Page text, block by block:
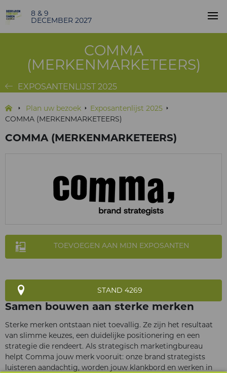
8 & 9
DECEMBER 2027
COMMA
(MERKENMARKETEERS)
EXPOSANTENLIJST 2025
Plan uw bezoek
Exposantenlijst 2025
COMMA (MERKENMARKETEERS)
COMMA (MERKENMARKETEERS)
TOEVOEGEN AAN MIJN EXPOSANTEN
STAND 4269
Samen bouwen aan sterke merken
Sterke merken ontstaan niet toevallig. Ze zijn het resultaat
van slimme keuzes, een duidelijke positionering en een
strategie die rendeert. Als strategisch marketingbureau
helpt Comma jouw merk vooruit: onze brand strategists
luisteren aandachtig, worden jouw klankbord en werken in